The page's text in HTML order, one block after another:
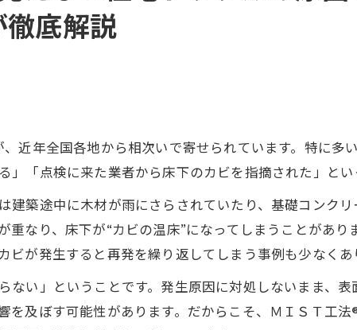
底解説
近年全国各地から相次いで寄せられています。特に多
「点検に来た業者から床下のカビを指摘された」とい
築途中に木材が雨にさらされていたり、基礎コンク
なり、床下が“カビの温床”になってしまうことがあり
が発生すると再発を繰り返してしまう事例も少なくあ
い」ということです。発生原因に対処しないまま、
及ぼす可能性があります。だからこそ、ＭＩＳＴ工